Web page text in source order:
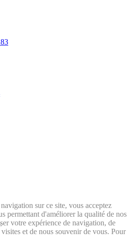
sur ce site, vous acceptez
permettant d'améliorer la qualité de nos
votre expérience de navigation, de
et de nous souvenir de vous. Pour